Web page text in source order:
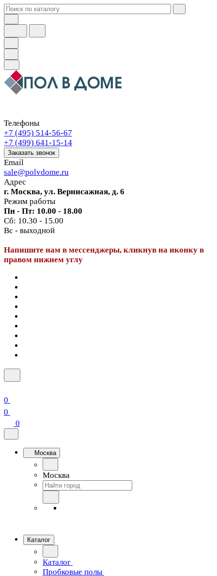
Телефоны
+7 (495) 514-56-67
+7 (499) 641-15-14
Заказать звонок
Email
sale@polvdome.ru
Адрес
г. Москва, ул. Вернисажная, д. 6
Режим работы
Пн - Пт: 10.00 - 18.00
Сб: 10.30 - 15.00
Вс - выходной
Напишите нам в мессенджеры, кликнув на иконку в
правом нижнем углу
0
0
0
Москва
Москва
Каталог
Каталог
Пробковые полы